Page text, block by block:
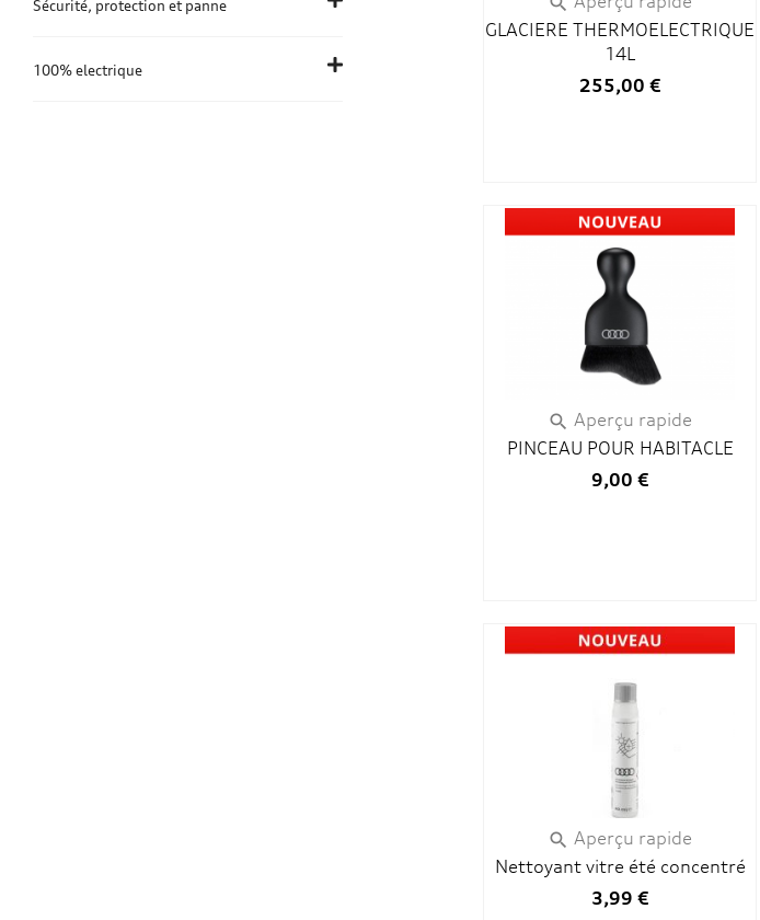
Sécurité, protection et panne
100% electrique
GLACIERE THERMOELECTRIQUE
14L
255,00 €
 Aperçu rapide
PINCEAU POUR HABITACLE
9,00 €
 Aperçu rapide
Nettoyant vitre été concentré
3,99 €